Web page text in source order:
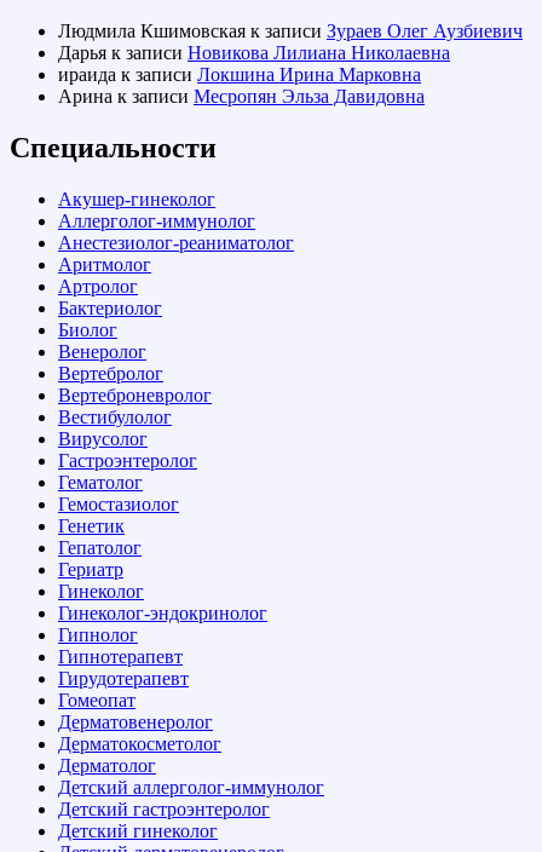
Людмила Кшимовская к записи Зураев Олег Аузбиевич
Дарья к записи Новикова Лилиана Николаевна
ираида к записи Локшина Ирина Марковна
Арина к записи Месропян Эльза Давидовна
Специальности
Акушер-гинеколог
Аллерголог-иммунолог
Анестезиолог-реаниматолог
Аритмолог
Артролог
Бактериолог
Биолог
Венеролог
Вертебролог
Вертеброневролог
Вестибулолог
Вирусолог
Гастроэнтеролог
Гематолог
Гемостазиолог
Генетик
Гепатолог
Гериатр
Гинеколог
Гинеколог-эндокринолог
Гипнолог
Гипнотерапевт
Гирудотерапевт
Гомеопат
Дерматовенеролог
Дерматокосметолог
Дерматолог
Детский аллерголог-иммунолог
Детский гастроэнтеролог
Детский гинеколог